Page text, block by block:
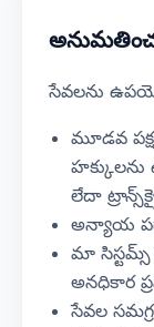
సేవలను
మూడవ
లేదా
అన్యాయ
మా
అనధికార
సేవల